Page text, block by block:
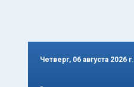
Четверг, 06 августа 2026 г.